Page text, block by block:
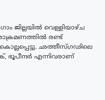
ജില്ലയിൽ വെള്ളിയാഴ്ച
രണ്ട്
ഛത്തീസ്ഗഢിലെ
ഭൂപീന്ദർ എന്നിവരാണ്